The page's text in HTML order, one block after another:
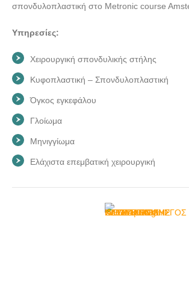
σπονδυλοπλαστική στο Metronic course
Υπηρεσίες:
Χειρουργική σπονδυλικής στήλης
Κυφοπλαστική – Σπονδυλοπλαστική
Όγκος εγκεφάλου
Γλοίωμα
Μηνιγγίωμα
Ελάχιστα επεμβατική χειρουργική